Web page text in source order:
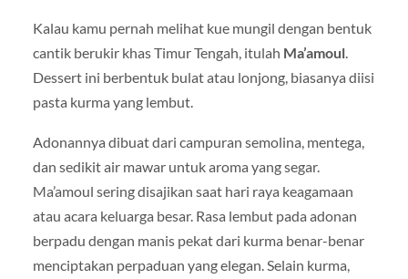
Kalau kamu pernah melihat kue mungil dengan bentuk
cantik berukir khas Timur Tengah, itulah Ma’amoul.
Dessert ini berbentuk bulat atau lonjong, biasanya diisi
pasta kurma yang lembut.
Adonannya dibuat dari campuran semolina, mentega,
dan sedikit air mawar untuk aroma yang segar.
Ma’amoul sering disajikan saat hari raya keagamaan
atau acara keluarga besar. Rasa lembut pada adonan
berpadu dengan manis pekat dari kurma benar-benar
menciptakan perpaduan yang elegan. Selain kurma,